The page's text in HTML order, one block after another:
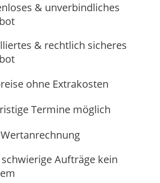
& unverbindliches
& rechtlich sicheres
ohne Extrakosten
Termine möglich
Aufträge kein